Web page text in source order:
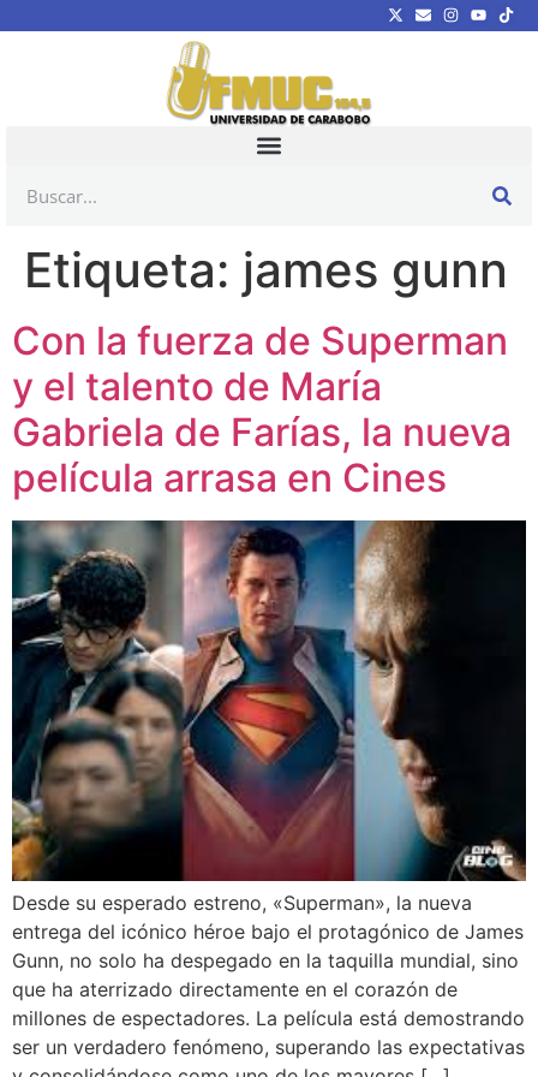
Etiqueta: james gunn
Con la fuerza de Superman
y el talento de María
Gabriela de Farías, la nueva
película arrasa en Cines
Desde su esperado estreno, «Superman», la nueva
entrega del icónico héroe bajo el protagónico de James
Gunn, no solo ha despegado en la taquilla mundial, sino
que ha aterrizado directamente en el corazón de
millones de espectadores. La película está demostrando
ser un verdadero fenómeno, superando las expectativas